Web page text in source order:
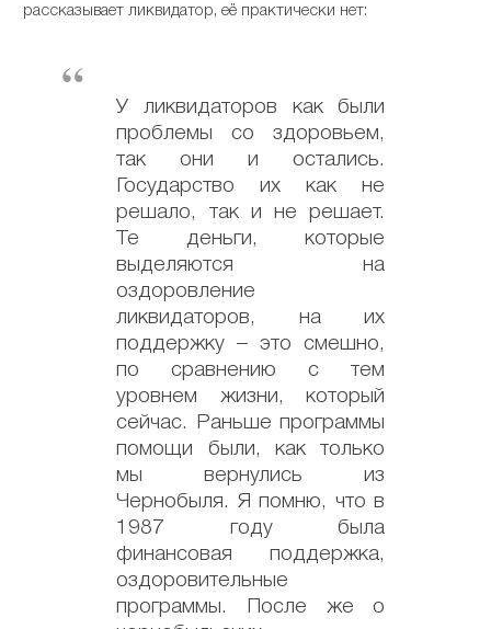
рассказывает ликвидатор, её практически нет:
У ликвидаторов как были
проблемы со здоровьем,
так они и остались.
Государство их как не
решало, так и не решает.
Те деньги, которые
выделяются на
оздоровление
ликвидаторов, на их
поддержку – это смешно,
по сравнению с тем
уровнем жизни, который
сейчас. Раньше программы
помощи были, как только
мы вернулись из
Чернобыля. Я помню, что в
1987 году была
финансовая поддержка,
оздоровительные
программы. После же о